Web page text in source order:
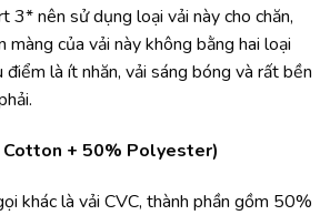
3* nên sử dụng loại vải này cho chăn,
của vải này không bằng hai loại
điểm là ít nhăn, vải sáng bóng và rất bền
+ 50% Polyester)
khác là vải CVC, thành phần gồm 50%